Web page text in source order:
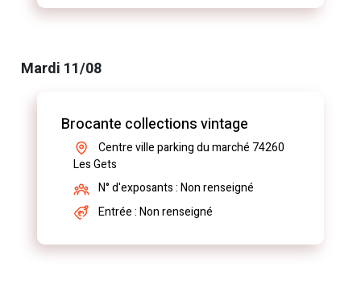
Mardi 11/08
Brocante collections vintage
Centre ville parking du marché 74260
Les Gets
N° d'exposants : Non renseigné
Entrée : Non renseigné